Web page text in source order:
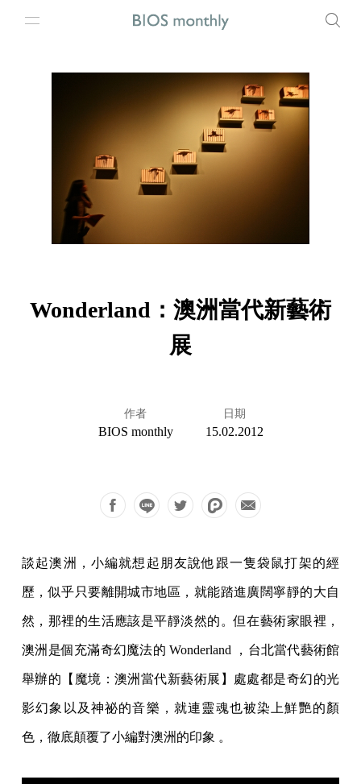
Wonderland：澳洲當代新藝術
展
作者
BIOS monthly
日期
15.02.2012
談起澳洲，小編就想起朋友說他跟一隻袋鼠打架的經
歷，似乎只要離開城市地區，就能踏進廣闊寧靜的大自
然，那裡的生活應該是平靜淡然的。但在藝術家眼裡，
澳洲是個充滿奇幻魔法的 Wonderland ，台北當代藝術館
舉辦的【魔境：澳洲當代新藝術展】處處都是奇幻的光
影幻象以及神祕的音樂，就連靈魂也被染上鮮艷的顏
色，徹底顛覆了小編對澳洲的印象 。